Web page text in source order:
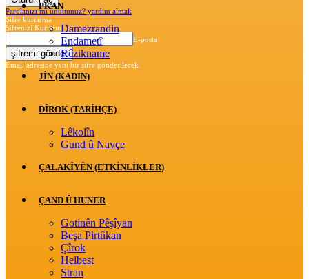
Parolanızı mı unuttunuz? yardım almak
Şifre kurtarma
Şifrenizi Kurtarın
E-posta
Email adresine yeni bir şifre gönderilecek.
PKAN
Damezrandin
Endametî
Rêzikname
JİN (KADIN)
DÎROK (TARİHÇE)
Lêkolîn
Gund û Navçe
ÇALAKÎYÊN (ETKINLIKLER)
ÇAND Û HUNER
Gotinên Pêşîyan
Beşa Pirtûkan
Çîrok
Helbest
Stran